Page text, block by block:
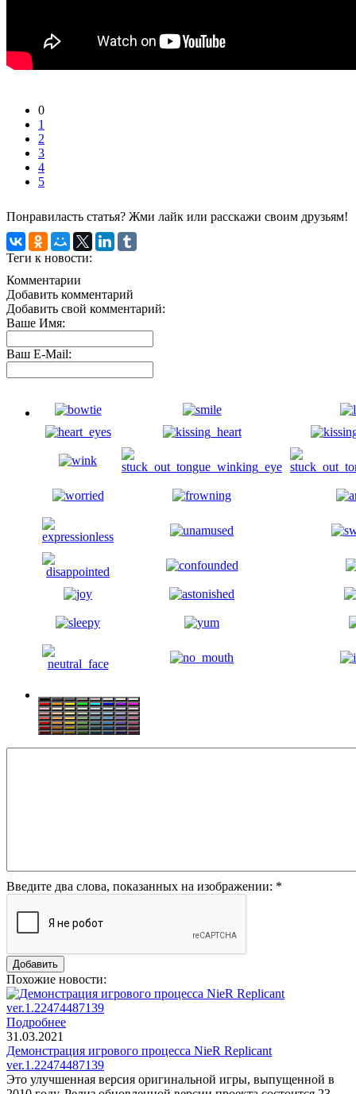
0
1
2
3
4
5
Понравиласть статья? Жми лайк или расскажи своим друзьям!
Теги к новости:
Комментарии
Добавить комментарий
Добавить свой комментарий:
Ваше Имя:
Ваш E-Mail:
Введите два слова, показанных на изображении: *
Похожие новости:
Подробнее
31.03.2021
Демонстрация игрового процесса NieR Replicant
ver.1.22474487139
Это улучшенная версия оригинальной игры, выпущенной в